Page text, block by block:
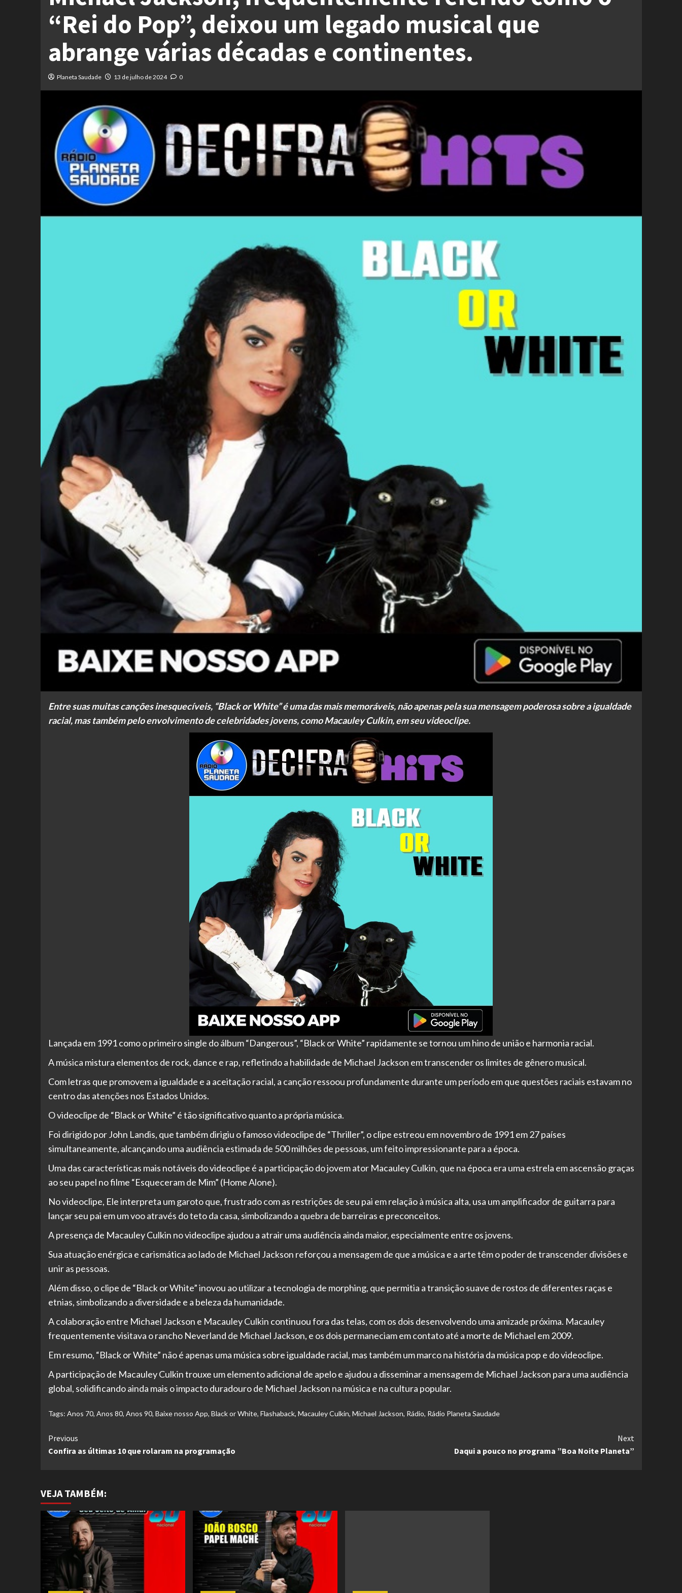
“Rei do Pop”, deixou um legado musical que
abrange várias décadas e continentes.
Planeta Saudade 13 de julho de 2024 0
Entre suas muitas canções inesquecíveis, “Black or White” é uma das mais memoráveis, não apenas pela sua mensagem poderosa sobre a igualdade
racial, mas também pelo envolvimento de celebridades jovens, como Macauley Culkin, em seu videoclipe.
Lançada em 1991 como o primeiro single do álbum “Dangerous”, “Black or White” rapidamente se tornou um hinode união e harmonia racial.
A música mistura elementos de rock, dance e rap, refletindo a habilidade de Michael Jackson em transcender os limites de gênero musical.
Com letras que promovem a igualdade e a aceitação racial, a canção ressoou profundamente durante um período em que questões raciais estavam no
centro das atenções nos Estados Unidos.
O videoclipe de “Black or White” é tão significativo quanto a própria música.
Foi dirigido por John Landis, que também dirigiu o famoso videoclipe de “Thriller”, o clipe estreou em novembro de 1991 em 27 países
simultaneamente, alcançando uma audiência estimada de 500 milhões de pessoas, um feito impressionante para a época.
Uma das características mais notáveis do videoclipe é a participação do jovem ator Macauley Culkin, que na época era uma estrela em ascensão graças
ao seu papel no filme “Esqueceram de Mim” (Home Alone).
No videoclipe, Ele interpreta um garoto que, frustrado com as restrições de seu pai em relação à música alta, usa um amplificador de guitarra para
lançar seu pai em um voo através do teto da casa, simbolizando a quebra de barreiras e preconceitos.
A presença de Macauley Culkin no videoclipe ajudou a atrair uma audiência ainda maior, especialmente entre os jovens.
Sua atuação enérgica e carismática ao lado de Michael Jackson reforçou a mensagem de que a música e a arte têm o poder de transcender divisões e
unir as pessoas.
Além disso, o clipe de “Black or White” inovou ao utilizar a tecnologia de morphing, que permitia a transição suave de rostos de diferentes raças e
etnias, simbolizando a diversidade e a beleza da humanidade.
A colaboração entre Michael Jackson e Macauley Culkin continuou fora das telas, com os dois desenvolvendo uma amizade próxima. Macauley
frequentemente visitava o rancho Neverland de Michael Jackson, e os dois permaneciam em contato até a morte de Michael em 2009.
Em resumo, “Black or White” não é apenas uma música sobre igualdade racial, mas também um marco na história da música pop e do videoclipe.
A participação de Macauley Culkin trouxe um elemento adicional de apelo e ajudou a disseminar a mensagem de Michael Jackson para uma audiência
global, solidificando ainda mais o impacto duradouro de Michael Jackson na música e na cultura popular.
Tags: Anos 70, Anos 80, Anos 90, Baixe nosso App, Black or White, Flashaback, Macauley Culkin, Michael Jackson, Rádio, Rádio Planeta Saudade
Continue
Reading
Previous
Confira as últimas 10 que rolaram na programação
Next
Daqui a pouco no programa ”Boa Noite Planeta”
VEJA TAMBÉM: